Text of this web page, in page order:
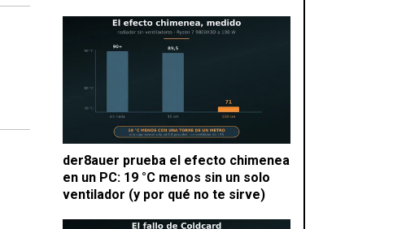
der8auer prueba el efecto chimenea
en un PC: 19 °C menos sin un solo
ventilador (y por qué no te sirve)